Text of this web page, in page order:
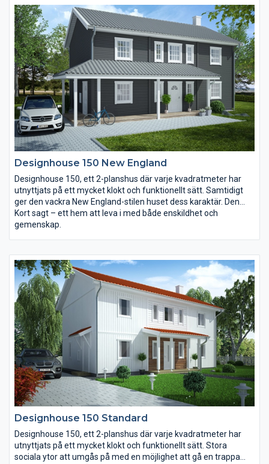
umgås på med en möjlighet att gå en trappa upp och söka den
privata avskildheten.
Kort sagt – ett hem att leva i med både enskildhet och
gemenskap.
Designhouse 150 New England
Designhouse 150, ett 2-planshus där varje kvadratmeter har
utnyttjats på ett mycket klokt och funktionellt sätt. Samtidigt
ger den vackra New England-stilen huset dess karaktär. Den
stiltypiska verandan ger tillfälle till att sitta och njuta av många
härliga sommarkvällar. Stora sociala ytor att umgås på med en
Kort sagt – ett hem att leva i med både enskildhet och
gemenskap.
Designhouse 150 Standard
Designhouse 150, ett 2-planshus där varje kvadratmeter har
utnyttjats på ett mycket klokt och funktionellt sätt. Stora
sociala ytor att umgås på med en möjlighet att gå en trappa